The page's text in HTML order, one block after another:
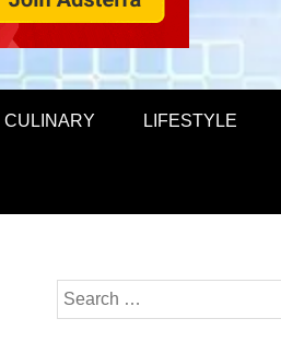
CULINARY LIFESTYLE
Search
for: